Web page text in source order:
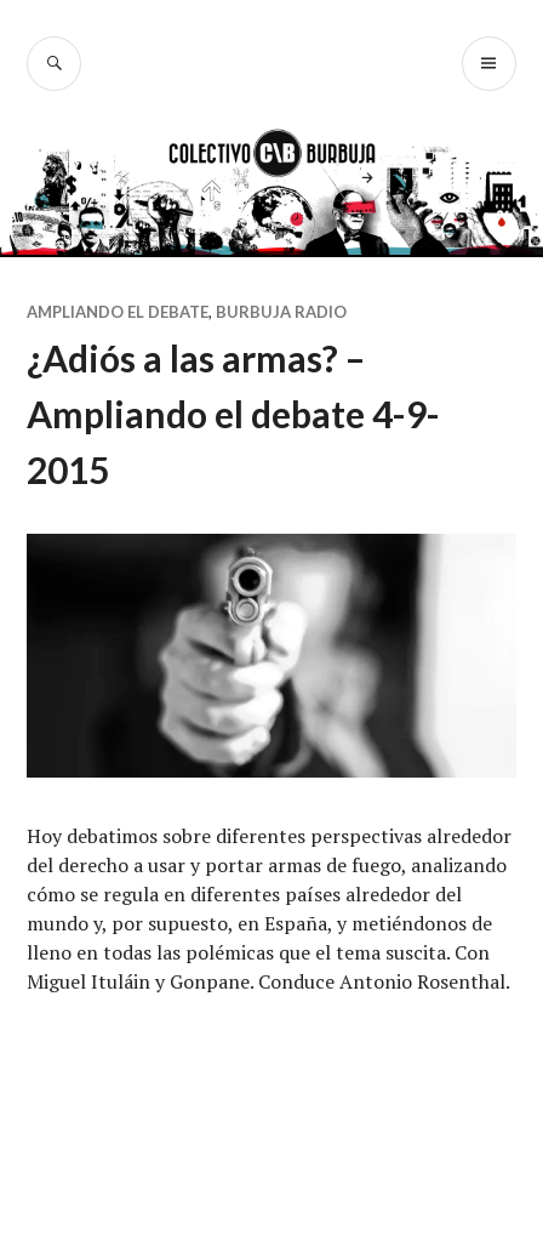
contenido
BUSCAR
AMPLIANDO EL DEBATE, BURBUJA RADIO
¿Adiós a las armas? –
Ampliando el debate 4-9-
2015
Hoy debatimos sobre diferentes perspectivas alrededor
del derecho a usar y portar armas de fuego, analizando
cómo se regula en diferentes países alrededor del
mundo y, por supuesto, en España, y metiéndonos de
lleno en todas las polémicas que el tema suscita. Con
Miguel Ituláin y Gonpane. Conduce Antonio Rosenthal.